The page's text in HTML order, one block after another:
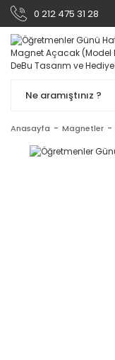
0 212 475 31 28
Anasayfa Magnetler